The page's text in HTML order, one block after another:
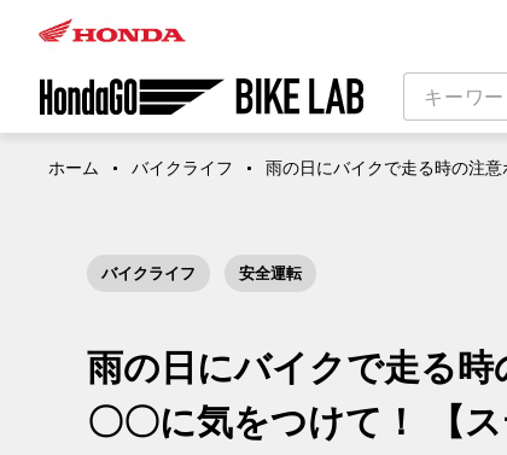
ホーム バイクライフ 雨の日にバイクで走る時の注
バイクライフ 安全運転
雨の日にバイクで走る
〇〇に気をつけて！ 【